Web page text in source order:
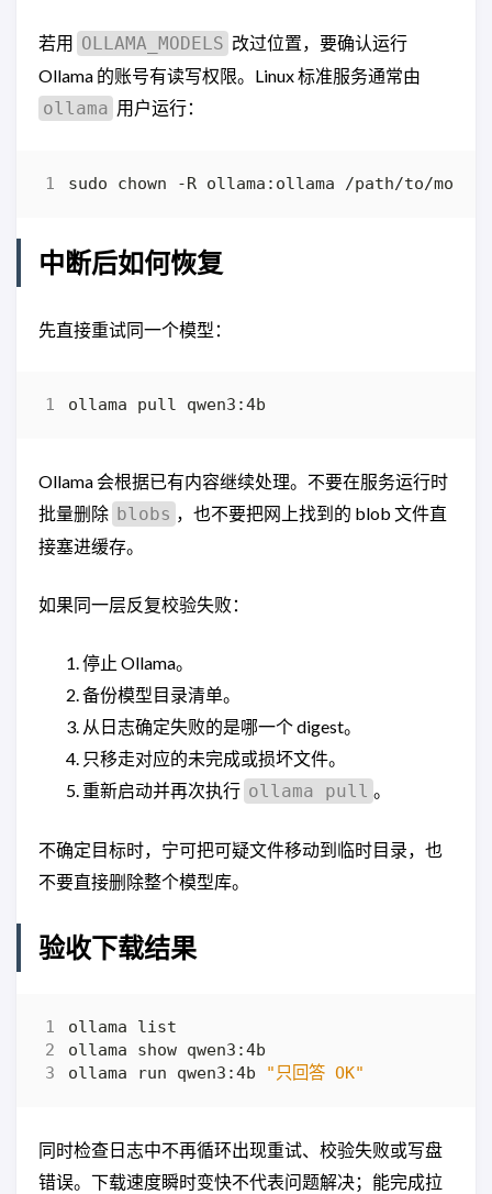
若用 OLLAMA_MODELS 改过位置，要确认运行
Ollama 的账号有读写权限。Linux 标准服务通常由
ollama 用户运行：
中断后如何恢复
先直接重试同一个模型：
Ollama 会根据已有内容继续处理。不要在服务运行时
批量删除 blobs ，也不要把网上找到的 blob 文件直
接塞进缓存。
如果同一层反复校验失败：
停止 Ollama。
备份模型目录清单。
从日志确定失败的是哪一个 digest。
只移走对应的未完成或损坏文件。
重新启动并再次执行 ollama pull 。
不确定目标时，宁可把可疑文件移动到临时目录，也
不要直接删除整个模型库。
验收下载结果
ollama run qwen3:4b "只回答 OK"
同时检查日志中不再循环出现重试、校验失败或写盘
错误。下载速度瞬时变快不代表问题解决；能完成拉